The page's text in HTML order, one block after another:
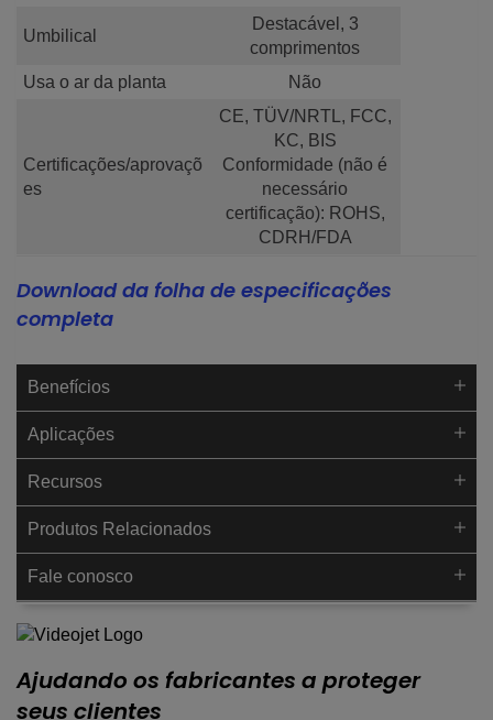
Umbilical
Destacável, 3
comprimentos
Usa o ar da planta
Não
Certificações/aprovaçõ
es
CE, TÜV/NRTL, FCC,
KC, BIS
Conformidade (não é
necessário
certificação): ROHS,
CDRH/FDA
Download da folha de especificações
completa
Benefícios
Aplicações
Recursos
Produtos Relacionados
Fale conosco
Ajudando os fabricantes a proteger
seus clientes